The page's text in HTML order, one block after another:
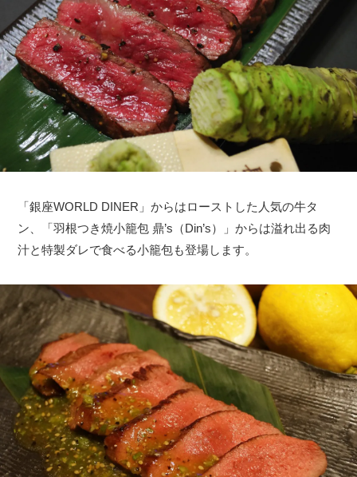
「銀座WORLD DINER」からはローストした人気の牛タ
ン、「羽根つき焼小籠包 鼎’s（Din’s）」からは溢れ出る肉
汁と特製ダレで食べる小籠包も登場します。